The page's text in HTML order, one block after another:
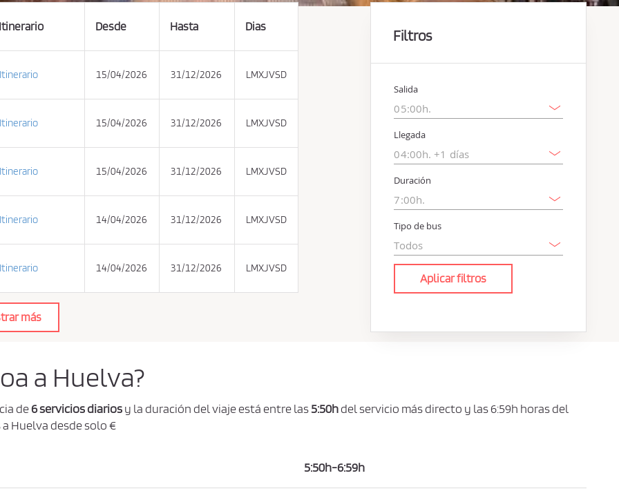
Itinerario Desde Hasta Dias
Itinerario 15/04/2026 31/12/2026 LMXJVSD
Itinerario 15/04/2026 31/12/2026 LMXJVSD
Itinerario 15/04/2026 31/12/2026 LMXJVSD
Itinerario 14/04/2026 31/12/2026 LMXJVSD
Itinerario 14/04/2026 31/12/2026 LMXJVSD
más
Filtros
Salida
Llegada
Duración
Tipo de bus
Aplicar filtros
a Huelva?
de6 servicios diariosy la duración del viaje está entre las5:50hdel servicio más directo y las 6:59h horas del
Huelva desde solo €
5:50h-6:59h